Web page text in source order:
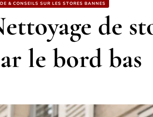
& CONSEILS SUR LES STORES BANNES
de
le bord bas